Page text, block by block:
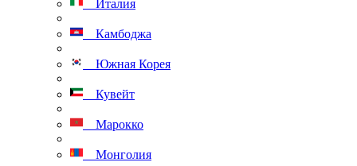
Италия
Камбоджа
Южная Корея
Кувейт
Марокко
Монголия